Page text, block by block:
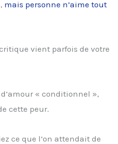
mais personne n’aime tout
vient parfois de votre
« conditionnel »,
cette peur.
ce que l’on attendait de